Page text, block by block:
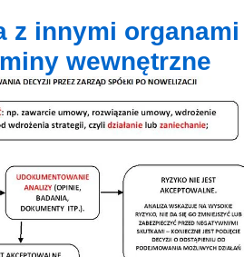
z innymi organami
wewnętrzne